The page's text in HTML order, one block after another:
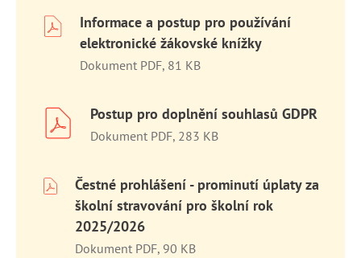
Informace a postup pro používání
elektronické žákovské knížky
Dokument PDF, 81 KB
Postup pro doplnění souhlasů GDPR
Dokument PDF, 283 KB
Čestné prohlášení - prominutí úplaty za
školní stravování pro školní rok
2025/2026
Dokument PDF, 90 KB